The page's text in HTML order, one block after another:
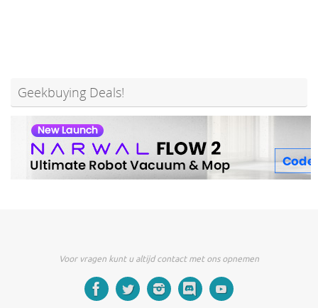
Geekbuying Deals!
Voor vragen kunt u altijd contact met ons opnemen